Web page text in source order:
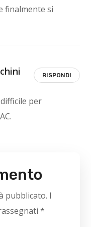
finalmente si
per
RISPONDI
pubblicato. I
*